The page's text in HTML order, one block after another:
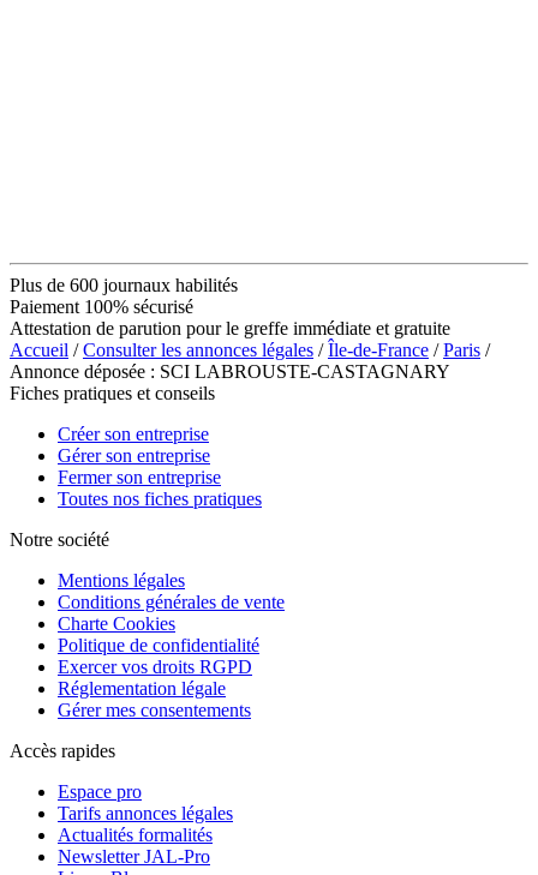
Plus de 600 journaux habilités
Paiement 100% sécurisé
Attestation de parution pour le greffe immédiate et gratuite
Accueil /Consulter les annonces légales /Île-de-France /Paris /
Annonce déposée : SCI LABROUSTE-CASTAGNARY
Fiches pratiques et conseils
Créer son entreprise
Gérer son entreprise
Fermer son entreprise
Toutes nos fiches pratiques
Notre société
Mentions légales
Conditions générales de vente
Charte Cookies
Politique de confidentialité
Exercer vos droits RGPD
Réglementation légale
Gérer mes consentements
Accès rapides
Espace pro
Tarifs annonces légales
Actualités formalités
Newsletter JAL-Pro